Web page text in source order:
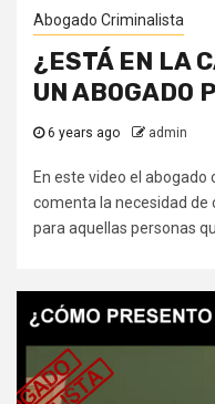
Abogado Criminalista
¿ESTÁ EN LA
UN ABOGADO
6 years ago admin
En este video el
comenta la necesidad de
para aquellas personas